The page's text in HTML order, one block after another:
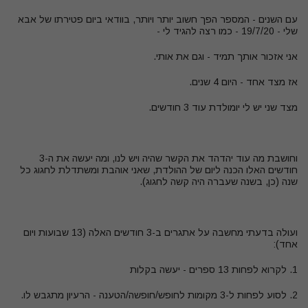
עם השנים - המספר הפך חשוב יותר ויותר, בוודאי ביום פטירתו של אבא
שלי - 19/7/20 - כמו רצה להגיד לי -
אני אזכור אותך תמיד - וגם את אותי.
אז מצד אחד - היום 4 שנים.
מצד שני יש לי יומולדת עוד 3 חודשים.
וחושבת מה עוד יהדהד את הקשר שהיה ויש לנו, ומה יעשה את ה-3
חודשים האלו הכנה ליום של ההולדת, שאני אוהבת ומשתדלת לחגוג כל
שנה (כן, בשנה שעברה היה קשה לחגוג).
ועולה בדעתי מחשבה על אתגרים ב-3 חודשים האלה (13 שבועות ויום
אחד):
1. לקרוא לפחות 13 ספרים - יעשה בקלות
2. לסוע לפחות ל-3 מקומות לחופש/חופשה/הטענה - הרעיון מתגבש לו.